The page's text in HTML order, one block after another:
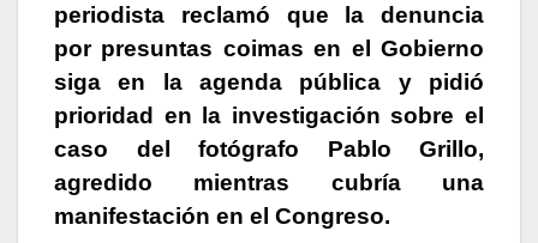
periodista reclamó que la denuncia
por presuntas coimas en el Gobierno
siga en la agenda pública y pidió
prioridad en la investigación sobre el
caso del fotógrafo Pablo Grillo,
agredido mientras cubría una
manifestación en el Congreso.